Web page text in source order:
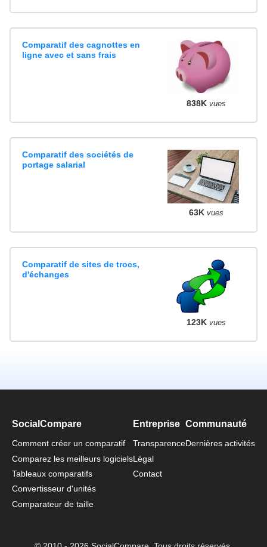
Comparatif des cagnottes en
ligne avec et sans frais
838K vues
Comparatif des sociétés de
portage salarial
63K vues
Comparatif de sites de trocs,
d'échanges
123K vues
SocialCompare
Comment créer un comparatif
Comparez les meilleurs logiciels
Tableaux comparatifs
Convertisseur d'unités
Comparateur de taille
Entreprise
Transparence
Légal
Contact
Communauté
Dernières activités